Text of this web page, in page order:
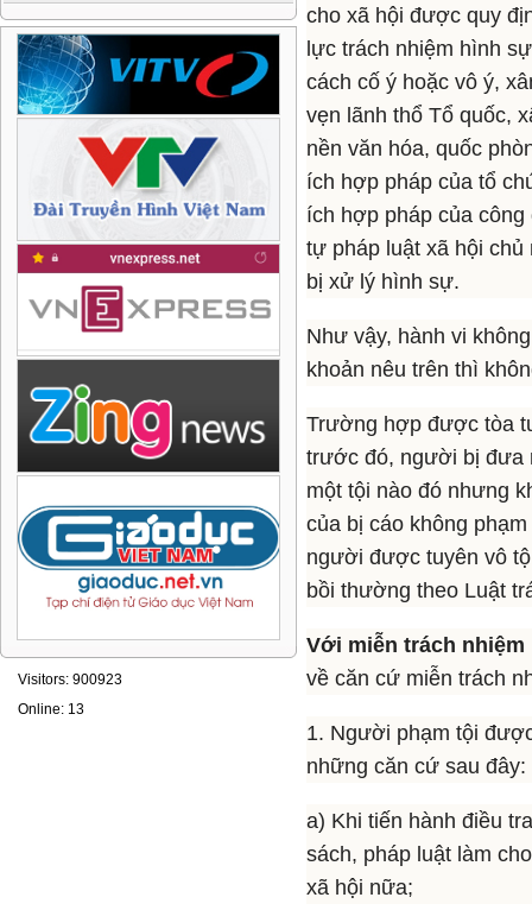
Visitors: 900923
Online: 13
cho xã hội được quy
lực trách nhiệm hình
cách cố ý hoặc vô ý,
vẹn lãnh thổ Tổ quốc,
nền văn hóa, quốc
ích hợp pháp của tổ
ích hợp pháp của
tự pháp luật xã hội chủ
bị xử lý hình sự.
Như vậy, hành vi
khoản nêu trên thì
Trường hợp được tòa
trước đó, người bị đưa
một tội nào đó nhưng
của bị cáo không
người được tuyên vô
bồi thường theo Luật
Với miễn trách
về căn cứ miễn trách
1. Người phạm tội
những căn cứ sau đây:
a) Khi tiến hành điều
sách, pháp luật làm
xã hội nữa;